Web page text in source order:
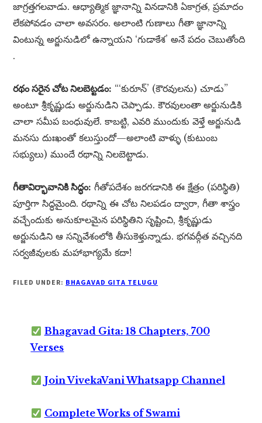
జాగ్రత్తగలవాడు. ఆధ్యాత్మిక జ్ఞానాన్ని వినడానికి ఏకాగ్రత, ప్రమాదం
లేకపోవడం చాలా అవసరం. అలాంటి గుణాలు గీతా జ్ఞానాన్ని
వింటున్న అర్జునుడిలో ఉన్నాయని ‘గుడాకేశ’ అనే పదం చెబుతోంది
.
రథం సరైన చోట నిలబెట్టడం: “‘కురూన్’ (కౌరవులను) చూడు”
అంటూ శ్రీకృష్ణుడు అర్జునుడిని చెప్పాడు. కౌరవులంతా అర్జునుడికి
చాలా సమీప బంధువులే. కాబట్టి, ఎవరి ముందుకు వెళ్తే అర్జునుడి
మనసు దుఃఖంతో కలుస్తుందో—అలాంటి వాళ్ళు (కుటుంబ
సభ్యులు) ముందే రథాన్ని నిలబెట్టాడు.
గీతావిర్భావానికి సిద్ధం: గీతోపదేశం జరగడానికి ఈ క్షేత్రం (పరిస్థితి)
పూర్తిగా సిద్ధమైంది. రథాన్ని ఈ చోట నిలపడం ద్వారా, గీతా శాస్త్రం
వచ్చేందుకు అనుకూలమైన పరిస్థితిని సృష్టించి, శ్రీకృష్ణుడు
అర్జునుడిని ఆ సన్నివేశంలోకి తీసుకెళ్తున్నాడు. భగవద్గీత వచ్చినది
సర్వజీవులకు మహాభాగ్యమే కదా!
FILED UNDER: BHAGAVAD GITA TELUGU
Bhagavad Gita: 18 Chapters, 700
Verses
Join VivekaVani Whatsapp Channel
Complete Works of Swami